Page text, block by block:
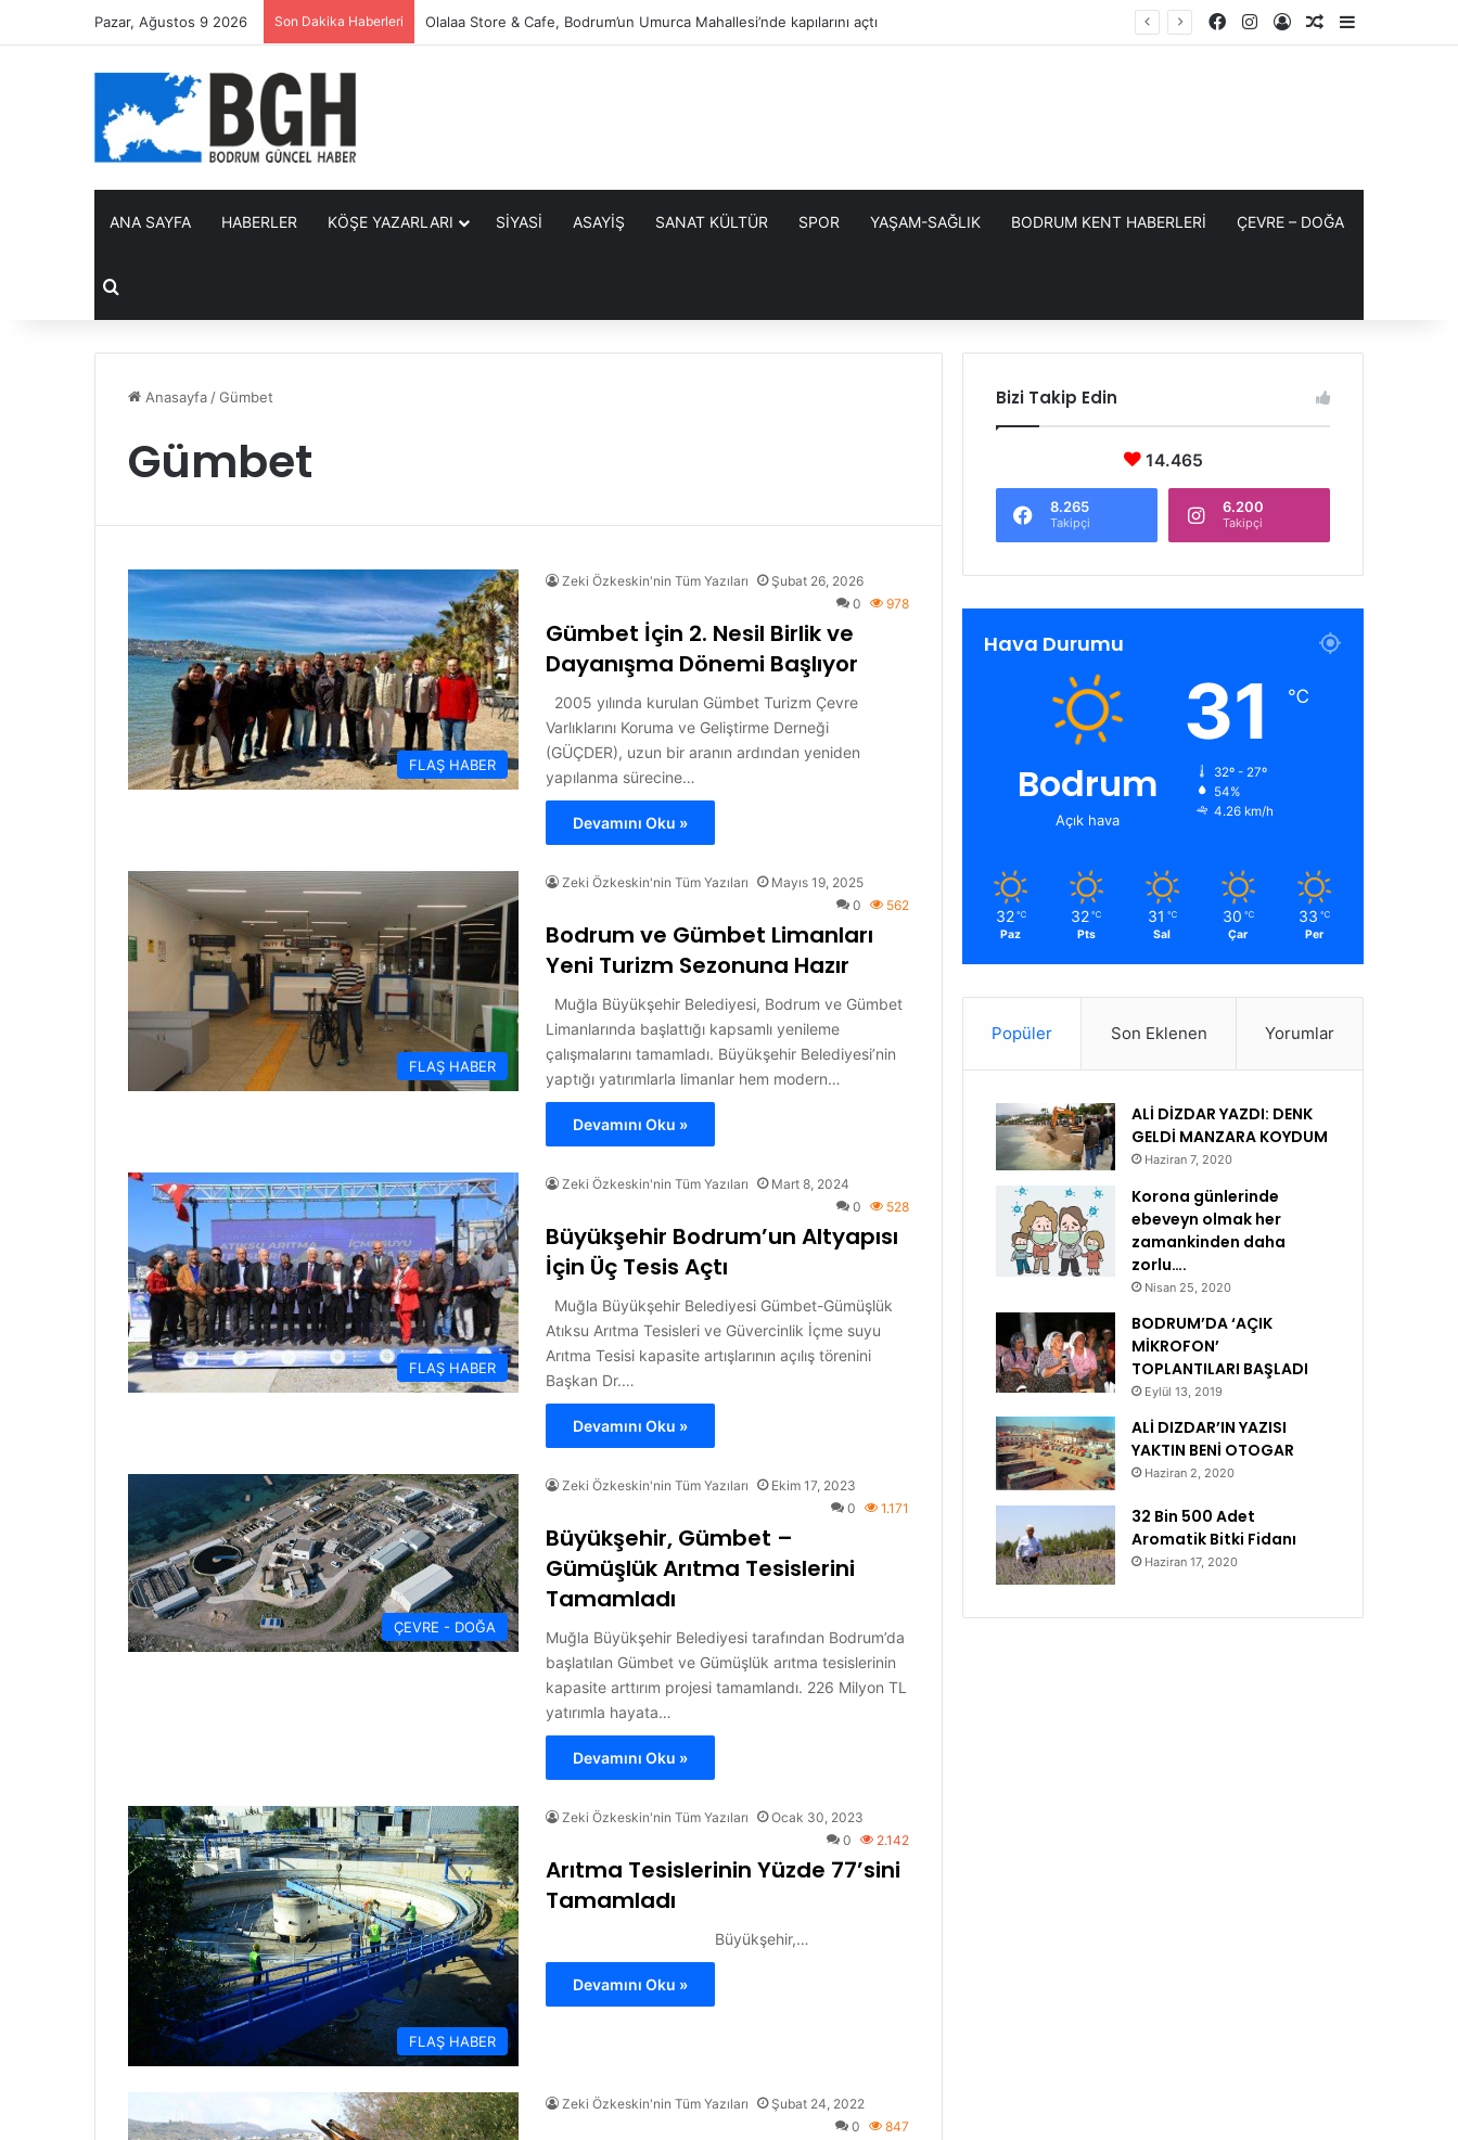
Pazar, Ağustos 9 2026 Son Dakika Haberleri Seydikemer’de Yaralar Hızla Sarılıyor Facebook
InstagramKayıt OlRastgele Makale
ANA SAYFA HABERLER KÖŞE YAZARLARI SİYASİ ASAYİŞ SANAT KÜLTÜR SPOR YAŞAM-SAĞLIK BODRUM KENT HABERLERİ ÇEVRE – DOĞA
Arama yap ...
Anasayfa /Gümbet
Gümbet
FLAŞ HABER
Zeki Özkeskin'nin Tüm Yazıları
Şubat 26, 2026
0
978
Gümbet İçin 2. Nesil Birlik ve
Dayanışma Dönemi Başlıyor
2005 yılında kurulan Gümbet Turizm Çevre
Varlıklarını Koruma ve Geliştirme Derneği
(GÜÇDER), uzun bir aranın ardından yeniden
yapılanma sürecine…
Devamını Oku »
FLAŞ HABER
Zeki Özkeskin'nin Tüm Yazıları
Mayıs 19, 2025
0
562
Bodrum ve Gümbet Limanları
Yeni Turizm Sezonuna Hazır
Muğla Büyükşehir Belediyesi, Bodrum ve Gümbet
Limanlarında başlattığı kapsamlı yenileme
çalışmalarını tamamladı. Büyükşehir Belediyesi’nin
yaptığı yatırımlarla limanlar hem modern…
Devamını Oku »
FLAŞ HABER
Zeki Özkeskin'nin Tüm Yazıları
Mart 8, 2024
0
528
Büyükşehir Bodrum’un Altyapısı
İçin Üç Tesis Açtı
Muğla Büyükşehir Belediyesi Gümbet-Gümüşlük
Atıksu Arıtma Tesisleri ve Güvercinlik İçme suyu
Arıtma Tesisi kapasite artışlarının açılış törenini
Başkan Dr.…
Devamını Oku »
ÇEVRE - DOĞA
Zeki Özkeskin'nin Tüm Yazıları
Ekim 17, 2023
0
1.171
Büyükşehir, Gümbet –
Gümüşlük Arıtma Tesislerini
Tamamladı
Muğla Büyükşehir Belediyesi tarafından Bodrum’da
başlatılan Gümbet ve Gümüşlük arıtma tesislerinin
kapasite arttırım projesi tamamlandı. 226 Milyon TL
yatırımla hayata…
Devamını Oku »
FLAŞ HABER
Zeki Özkeskin'nin Tüm Yazıları
Ocak 30, 2023
0
2.142
Arıtma Tesislerinin Yüzde 77’sini
Tamamladı
Büyükşehir,…
Devamını Oku »
Zeki Özkeskin'nin Tüm Yazıları
Şubat 24, 2022
0
847
Bizi Takip Edin
14.465
8.265
Takipçi
6.200
Takipçi
Hava Durumu
Bodrum
Açık hava
31 ℃
32º - 27º
54%
4.26 km/h
32 ℃
Paz
32 ℃
Pts
31 ℃
Sal
30 ℃
Çar
33 ℃
Per
Popüler Son Eklenen Yorumlar
ALİ DİZDAR YAZDI: DENK
GELDİ MANZARA KOYDUM
Haziran 7, 2020
Korona günlerinde
ebeveyn olmak her
zamankinden daha
zorlu….
Nisan 25, 2020
BODRUM’DA ‘AÇIK
MİKROFON’
TOPLANTILARI BAŞLADI
Eylül 13, 2019
ALİ DIZDAR’IN YAZISI
YAKTIN BENİ OTOGAR
Haziran 2, 2020
32 Bin 500 Adet
Aromatik Bitki Fidanı
Haziran 17, 2020